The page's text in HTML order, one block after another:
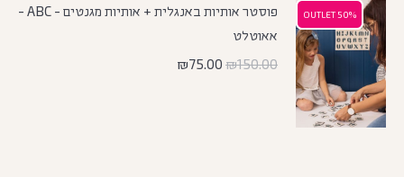
50% OUTLET
50% OUTLET
פוסטר אותיות באנגלית + אותיות מגנטים - ABC -
אאוטלט
₪150.00
₪75.00